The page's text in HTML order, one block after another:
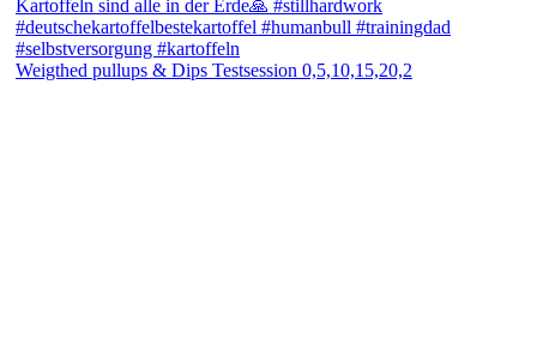
Weigthed pullups & Dips Testsession 0,5,10,15,20,2